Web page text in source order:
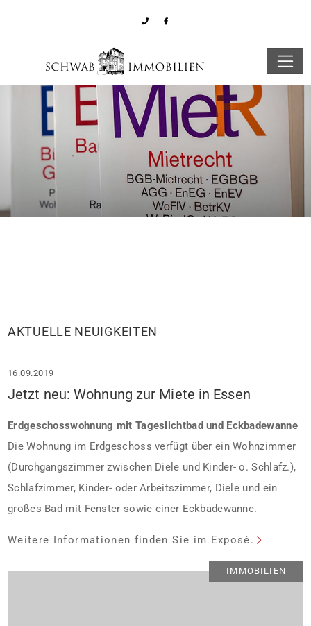
AKTUELLE NEUIGKEITEN
IMMOBILIEN
16.09.2019
Jetzt neu: Wohnung zur Miete in Essen
Erdgeschosswohnung mit Tageslichtbad und Eckbadewanne
Die Wohnung im Erdgeschoss verfügt über ein Wohnzimmer
(Durchgangszimmer zwischen Diele und Kinder- o. Schlafz.),
Schlafzimmer, Kinder- oder Arbeitszimmer, Diele und ein
großes Bad mit Fenster sowie einer Eckbadewanne.
Weitere Informationen finden Sie im Exposé.